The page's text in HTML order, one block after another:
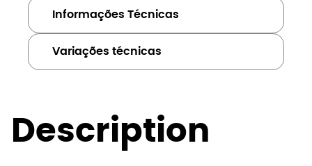
Informações Técnicas
Variações técnicas
Description